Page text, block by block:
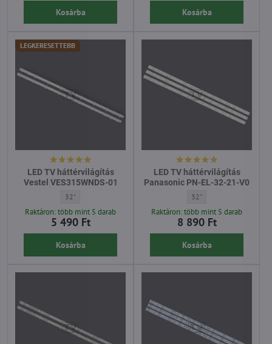
Kosárba Kosárba
LEGKERESETTEBB
LED TV háttérvilágítás
Vestel VES315WNDS-01
LED TV háttérvilágítás Vestel VES315WNDS-01 - Átló:
32"
Raktáron: több mint 5 darab
5 490 Ft
Kosárba
LED TV háttérvilágítás
Panasonic PN-EL-32-21-V0
LED TV háttérvilágítás
32"
Raktáron: több mint 5 darab
8 890 Ft
Kosárba